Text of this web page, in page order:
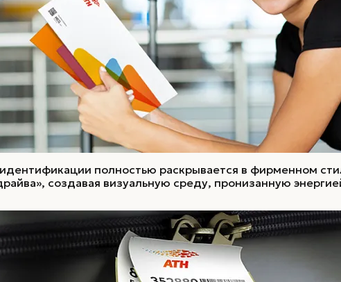
полностью раскрывается в фирменном
создавая визуальную среду, пронизанную